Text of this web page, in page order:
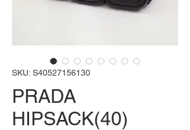
SKU: S40527156130
PRADA
HIPSACK(40)